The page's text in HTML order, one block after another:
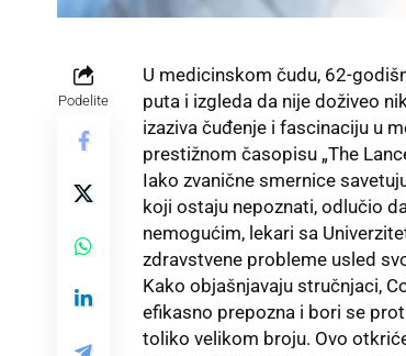
Podelite
U medicinskom čudu, 62-
puta i izgleda da nije doživeo
izaziva čuđenje i fascinaciju u
prestižnom časopisu „The
Iako zvanične smernice
koji ostaju nepoznati, odlučio
nemogućim, lekari sa
zdravstvene probleme usled
Kako objašnjavaju stručnjaci,
efikasno prepozna i bori se
toliko velikom broju. Ovo